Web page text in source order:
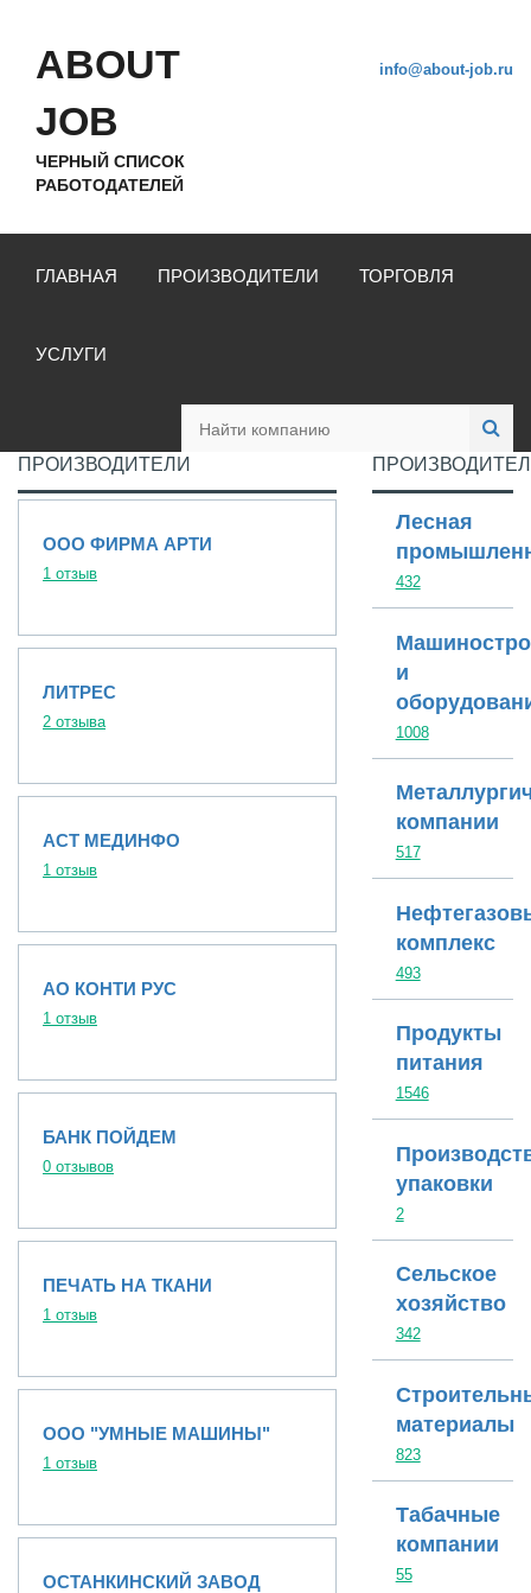
ABOUT
JOB
ЧЕРНЫЙ СПИСОК
РАБОТОДАТЕЛЕЙ
info@about-job.ru
ГЛАВНАЯ ПРОИЗВОДИТЕЛИ ТОРГОВЛЯ
УСЛУГИ
ПРОИЗВОДИТЕЛИ
ООО ФИРМА АРТИ
1 отзыв
ЛИТРЕС
2 отзыва
АСТ МЕДИНФО
1 отзыв
АО КОНТИ РУС
1 отзыв
БАНК ПОЙДЕМ
0 отзывов
ПЕЧАТЬ НА ТКАНИ
1 отзыв
ООО "УМНЫЕ МАШИНЫ"
1 отзыв
ОСТАНКИНСКИЙ ЗАВОД
Лесная
432
и
1008
компании
517
комплекс
493
Продукты
питания
1546
упаковки
2
Сельское
хозяйство
342
материалы
823
Табачные
компании
55